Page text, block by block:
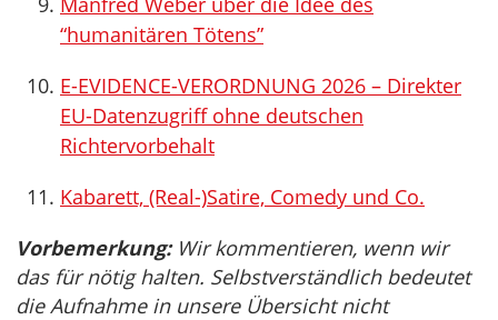
“humanitären Tötens”
E-EVIDENCE-VERORDNUNG 2026 – Direkter
EU-Datenzugriff ohne deutschen
Richtervorbehalt
Kabarett, (Real-)Satire, Comedy und Co.
Vorbemerkung:Wir kommentieren, wenn wir
das für nötig halten. Selbstverständlich bedeutet
die Aufnahme in unsere Übersicht nicht